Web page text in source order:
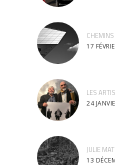
17
LES
24
JULIE
13